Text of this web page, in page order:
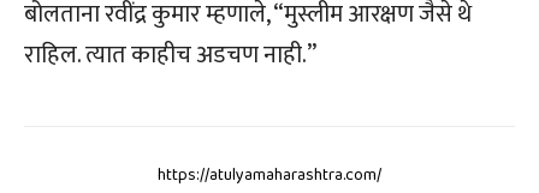
बोलताना रवींद्र कुमार म्हणाले, “मुस्लीम आरक्षण जैसे थे
राहिल. त्यात काहीच अडचण नाही.”
https://atulyamaharashtra.com/